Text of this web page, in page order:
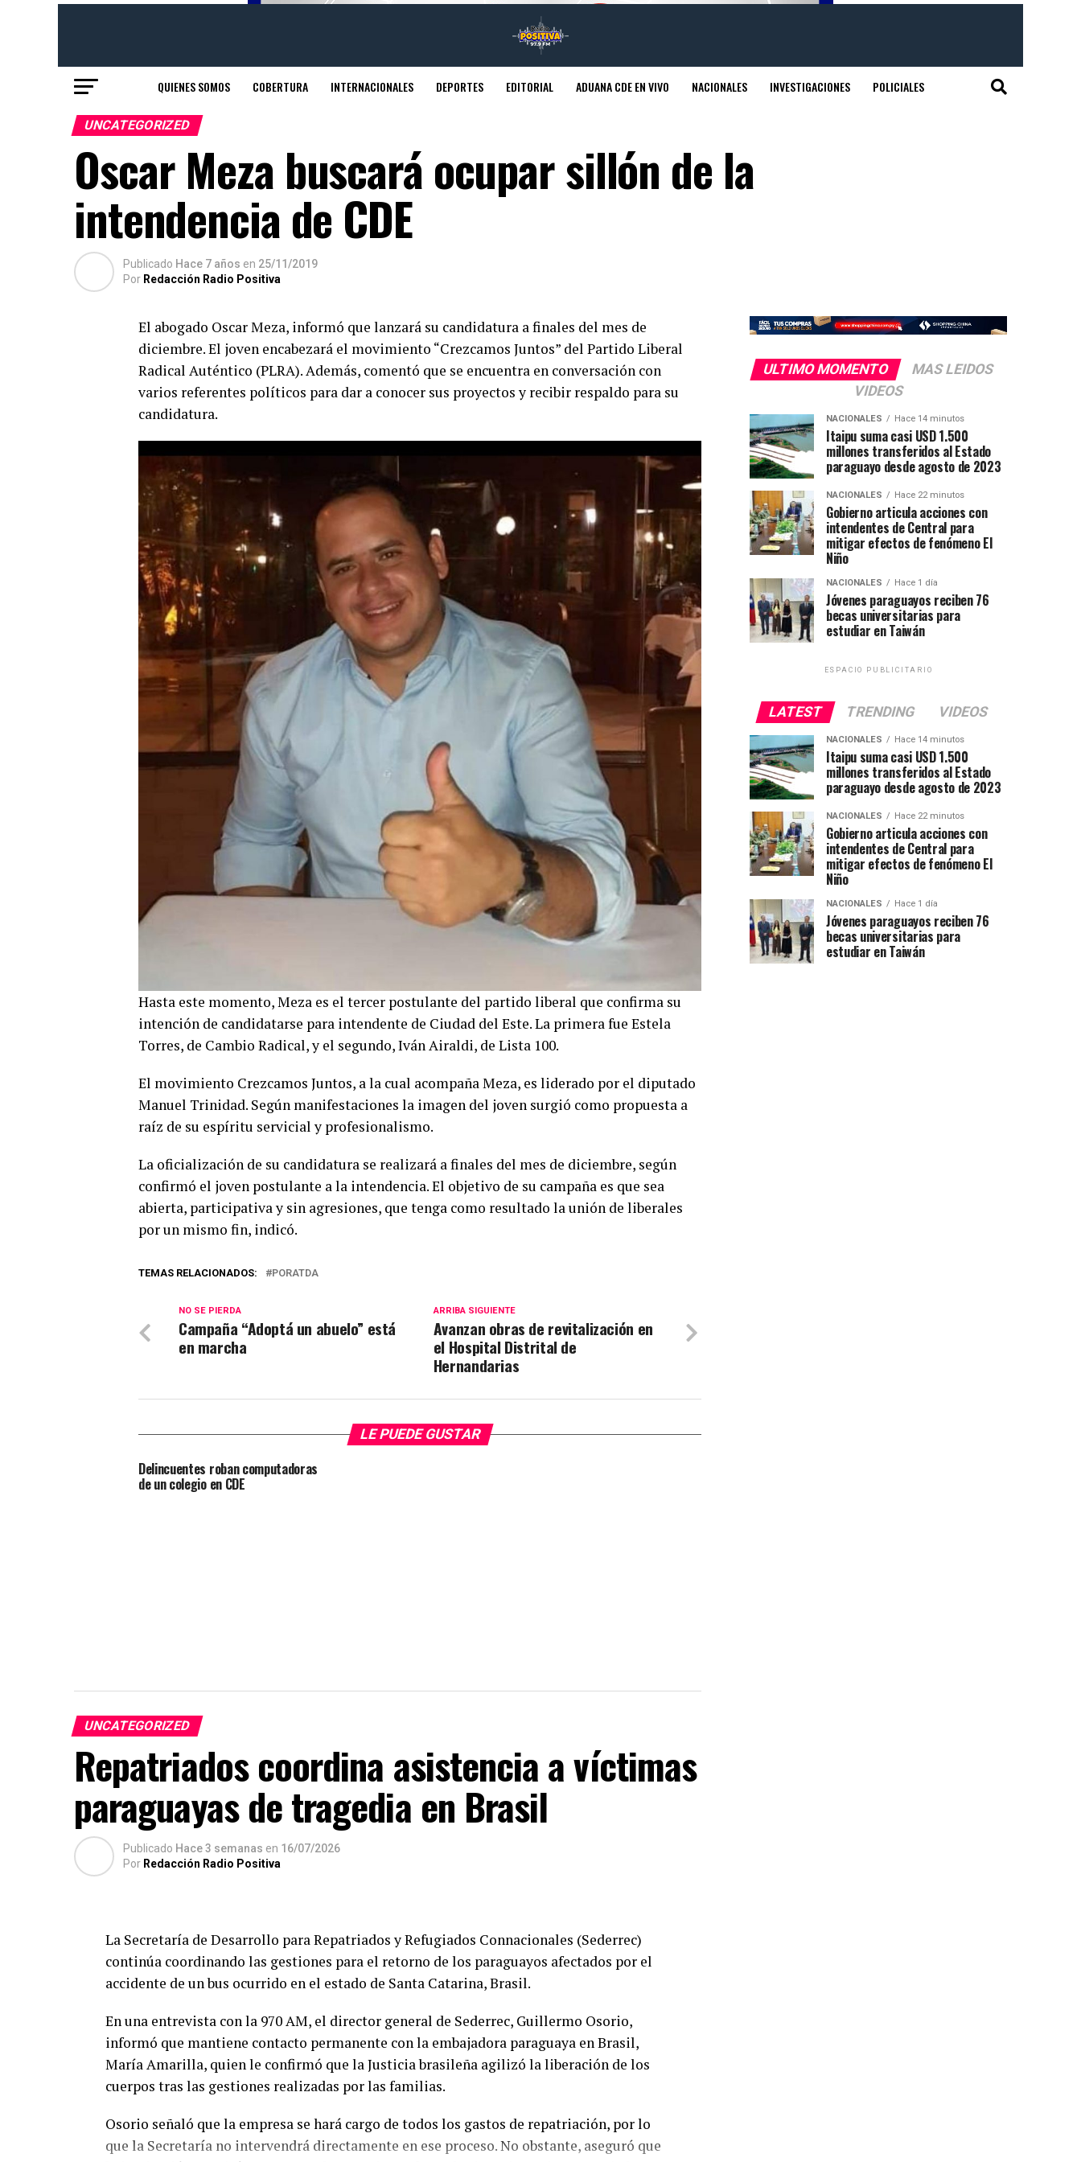
QUIENES SOMOS COBERTURA INTERNACIONALES DEPORTES EDITORIAL ADUANA CDE EN VIVO NACIONALES INVESTIGACIONES POLICIALES
UNCATEGORIZED
Oscar Meza buscará ocupar sillón de la
intendencia de CDE
Publicado Hace 7 años en 25/11/2019
Por Redacción Radio Positiva
El abogado Oscar Meza, informó que lanzará su candidatura a finales del mes de
diciembre. El joven encabezará el movimiento “Crezcamos Juntos” del Partido Liberal
Radical Auténtico (PLRA). Además, comentó que se encuentra en conversación con
varios referentes políticos para dar a conocer sus proyectos y recibir respaldo para su
candidatura.
Hasta este momento, Meza es el tercer postulante del partido liberal que confirma su
intención de candidatarse para intendente de Ciudad del Este. La primera fue Estela
Torres, de Cambio Radical, y el segundo, Iván Airaldi, de Lista 100.
El movimiento Crezcamos Juntos, a la cual acompaña Meza, es liderado por el diputado
Manuel Trinidad. Según manifestaciones la imagen del joven surgió como propuesta a
raíz de su espíritu servicial y profesionalismo.
La oficialización de su candidatura se realizará a finales del mes de diciembre, según
confirmó el joven postulante a la intendencia. El objetivo de su campaña es que sea
abierta, participativa y sin agresiones, que tenga como resultado la unión de liberales
por un mismo fin, indicó.
TEMAS RELACIONADOS: PORATDA
ARRIBA SIGUIENTE
Avanzan obras de revitalización en
el Hospital Distrital de
Hernandarias
NO SE PIERDA
Campaña “Adoptá un abuelo” está
en marcha
LE PUEDE GUSTAR
Delincuentes roban computadoras
de un colegio en CDE
UNCATEGORIZED
Repatriados coordina asistencia a víctimas
paraguayas de tragedia en Brasil
Publicado Hace 3 semanas en 16/07/2026
Por Redacción Radio Positiva
La Secretaría de Desarrollo para Repatriados y Refugiados Connacionales (Sederrec)
continúa coordinando las gestiones para el retorno de los paraguayos afectados por el
accidente de un bus ocurrido en el estado de Santa Catarina, Brasil.
En una entrevista con la 970 AM, el director general de Sederrec, Guillermo Osorio,
informó que mantiene contacto permanente con la embajadora paraguaya en Brasil,
María Amarilla, quien le confirmó que la Justicia brasileña agilizó la liberación de los
cuerpos tras las gestiones realizadas por las familias.
Osorio señaló que la empresa se hará cargo de todos los gastos de repatriación, por lo
que la Secretaría no intervendrá directamente en ese proceso. No obstante, aseguró que
ULTIMO MOMENTO
MAS LEIDOS
VIDEOS
NACIONALES Hace 14 minutos
Itaipu suma casi USD 1.500
millones transferidos al Estado
paraguayo desde agosto de 2023
NACIONALES Hace 22 minutos
Gobierno articula acciones con
intendentes de Central para
mitigar efectos de fenómeno El
Niño
NACIONALES Hace 1 día
Jóvenes paraguayos reciben 76
becas universitarias para
estudiar en Taiwán
ESPACIO PUBLICITARIO
LATEST TRENDING VIDEOS
NACIONALES Hace 14 minutos
Itaipu suma casi USD 1.500
millones transferidos al Estado
paraguayo desde agosto de 2023
NACIONALES Hace 22 minutos
Gobierno articula acciones con
intendentes de Central para
mitigar efectos de fenómeno El
Niño
NACIONALES Hace 1 día
Jóvenes paraguayos reciben 76
becas universitarias para
estudiar en Taiwán